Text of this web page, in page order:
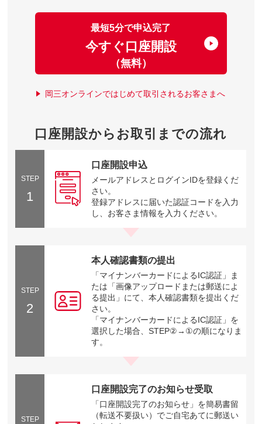
最短5分で申込完了
今すぐ口座開設
（無料）
岡三オンラインではじめて取引されるお客さまへ
口座開設からお取引までの流れ
STEP
1
口座開設申込
メールアドレスとログインIDを登録くだ
さい。
登録アドレスに届いた認証コードを入力
し、お客さま情報を入力ください。
STEP
2
本人確認書類の提出
「マイナンバーカードによるIC認証」ま
たは「画像アップロードまたは郵送によ
る提出」にて、本人確認書類を提出くだ
さい。
「マイナンバーカードによるIC認証」を
選択した場合、STEP②→①の順になりま
す。
STEP
口座開設完了のお知らせ受取
「口座開設完了のお知らせ」を簡易書留
（転送不要扱い）でご自宅あてに郵送い